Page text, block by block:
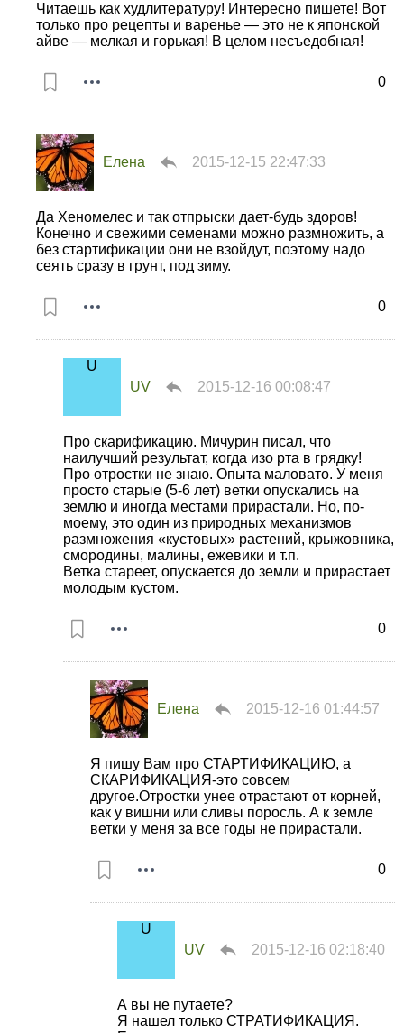
0
Читаешь как худлитературу! Интересно пишете! Вот
только про рецепты и варенье — это не к японской
айве — мелкая и горькая! В целом несъедобная!
Елена 2015-12-15 22:47:33
0
Да Хеномелес и так отпрыски дает-будь здоров!
Конечно и свежими семенами можно размножить, а
без стартификации они не взойдут, поэтому надо
сеять сразу в грунт, под зиму.
UV 2015-12-16 00:08:47
0
Про скарификацию. Мичурин писал, что
наилучший результат, когда изо рта в грядку!
Про отростки не знаю. Опыта маловато. У меня
просто старые (5-6 лет) ветки опускались на
землю и иногда местами прирастали. Но, по-
моему, это один из природных механизмов
размножения «кустовых» растений, крыжовника,
смородины, малины, ежевики и т.п.
Ветка стареет, опускается до земли и прирастает
молодым кустом.
Елена 2015-12-16 01:44:57
0
Я пишу Вам про СТАРТИФИКАЦИЮ, а
СКАРИФИКАЦИЯ-это совсем
другое.Отростки унее отрастают от корней,
как у вишни или сливы поросль. А к земле
ветки у меня за все годы не прирастали.
UV 2015-12-16 02:18:40
А вы не путаете?
Я нашел только СТРАТИФИКАЦИЯ.